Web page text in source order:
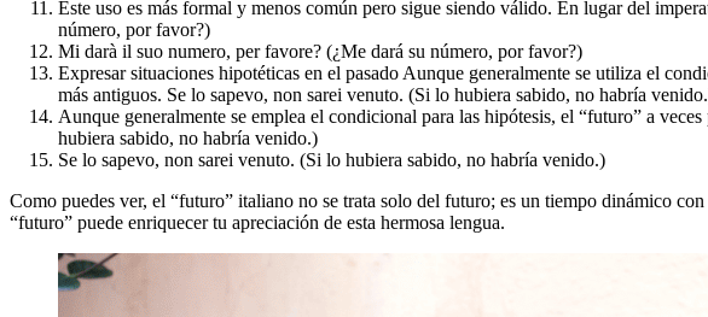
Este uso es más formal y menos común pero sigue siendo válido. En lugar del
número, por favor?)
Mi darà il suo numero, per favore? (¿Me dará su número, por favor?)
Expresar situaciones hipotéticas en el pasado Aunque generalmente se utiliza el
más antiguos. Se lo sapevo, non sarei venuto. (Si lo hubiera sabido, no habría
Aunque generalmente se emplea el condicional para las hipótesis, el “futuro” a
hubiera sabido, no habría venido.)
Se lo sapevo, non sarei venuto. (Si lo hubiera sabido, no habría venido.)
Como puedes ver, el “futuro” italiano no se trata solo del futuro; es un tiempo dinámico
“futuro” puede enriquecer tu apreciación de esta hermosa lengua.